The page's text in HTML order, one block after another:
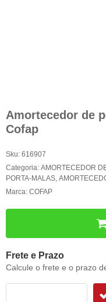
Amortecedor de
Cofap
Sku: 616907
Categoria: AMORTECEDOR
PORTA-MALAS,
Marca: COFAP
Frete e Prazo
Calcule o frete e o prazo